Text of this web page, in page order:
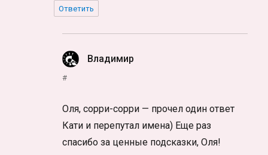
Ответить
Владимир
#
Оля, сорри-сорри — прочел один ответ
Кати и перепутал имена) Еще раз
спасибо за ценные подсказки, Оля!